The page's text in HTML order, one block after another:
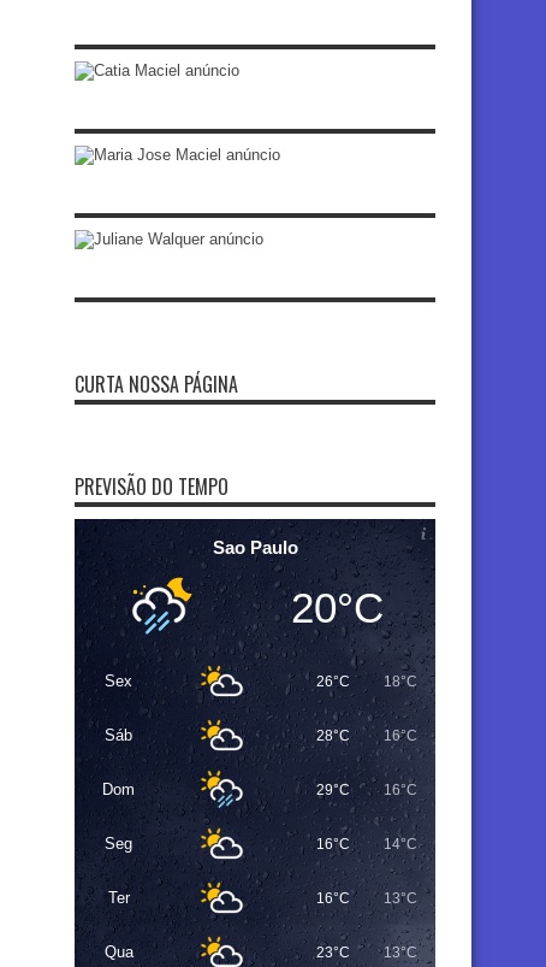
CURTA NOSSA PÁGINA
PREVISÃO DO TEMPO
Sao Paulo
20°C
Sex 26°C 18°C
Sáb 28°C 16°C
Dom 29°C 16°C
Seg 16°C 14°C
Ter 16°C 13°C
Qua 23°C 13°C